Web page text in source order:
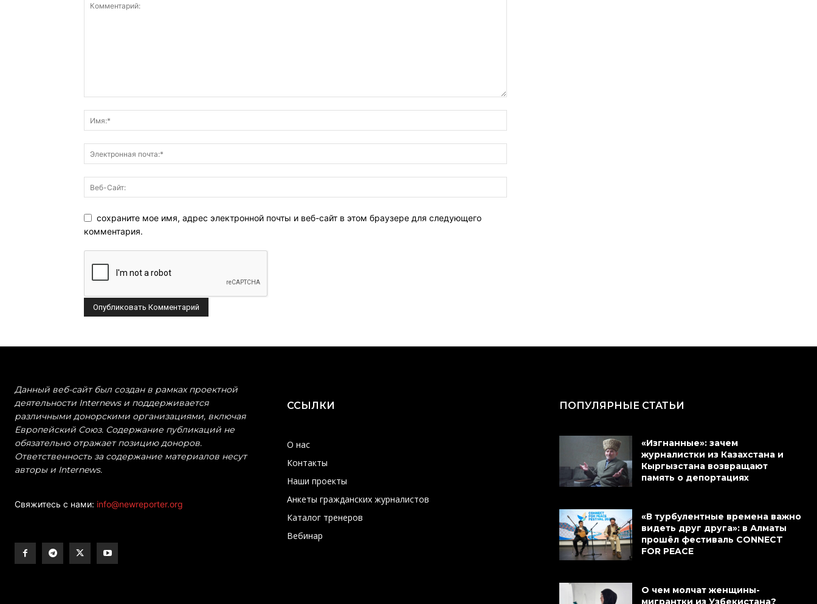
сохраните мое имя, адрес электронной почты и веб-сайт в этом браузере для следующего
комментария.
Данный веб-сайт был создан в рамках проектной
деятельности Internews и поддерживается
различными донорскими организациями, включая
Европейский Союз. Содержание публикаций не
обязательно отражает позицию доноров.
Ответственность за содержание материалов несут
авторы и Internews.
Свяжитесь с нами: info@newreporter.org
ССЫЛКИ
О нас
Контакты
Наши проекты
Анкеты гражданских журналистов
Каталог тренеров
Вебинар
ПОПУЛЯРНЫЕ СТАТЬИ
«Изгнанные»: зачем
журналистки из Казахстана и
Кыргызстана возвращают
память о депортациях
«В турбулентные времена важно
видеть друг друга»: в Алматы
прошёл фестиваль CONNECT
FOR PEACE
О чем молчат женщины-
мигрантки из Узбекистана?